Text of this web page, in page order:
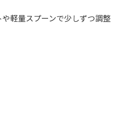
軽量スプーンで少しずつ調整